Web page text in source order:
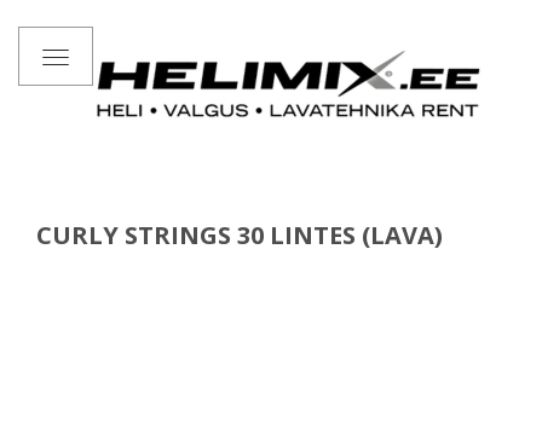
Toggle
navigation
CURLY STRINGS 30 LINTES (LAVA)